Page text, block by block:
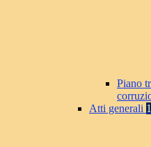
Piano
Atti generali